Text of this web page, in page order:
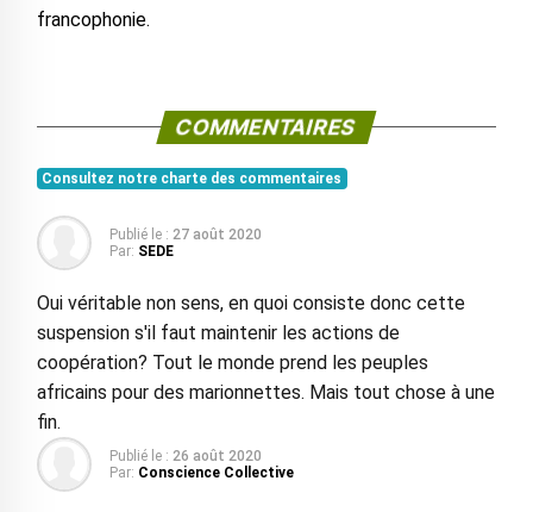
francophonie.
COMMENTAIRES
Consultez notre charte des commentaires
Publié le : 27 août 2020
Par: SEDE
Oui véritable non sens, en quoi consiste donc cette
suspension s'il faut maintenir les actions de
coopération? Tout le monde prend les peuples
africains pour des marionnettes. Mais tout chose à une
fin.
Publié le : 26 août 2020
Par: Conscience Collective